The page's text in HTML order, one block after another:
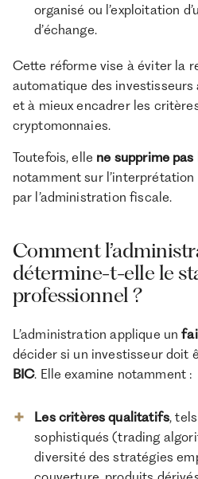
organisé ou l’exploitation
d’échange.
Cette réforme vise à éviter la
automatique des
et à mieux encadrer les
cryptomonnaies.
Toutefois, elle ne supprime
notamment sur l’interprétation
par l’administration fiscale.
Comment
détermine-t-elle le
professionnel ?
L’administration applique un
décider si un investisseur doit
BIC. Elle examine notamment :
Les critères qualitatifs,
sophistiqués (trading
diversité des stratégies